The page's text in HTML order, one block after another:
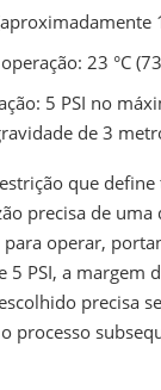
23 °C (73
5 PSI no
de 3
que
precisa de uma
para operar,
5 PSI, a margem
precisa
processo